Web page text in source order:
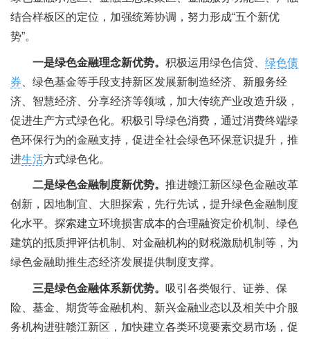
结合样板区的定位，加强统筹协调，努力形成“五个新优
势”。
一是绿色金融理念新优势。 积极运用绿色信贷、 绿色债
券 、绿色基金等手段支持新区发展新制造经济、新服务经
济、智慧经济、分享经济等领域，加大传统产业改造升级，
促进生产方式绿色化。积极引导绿色消费，通过消费终端绿
色环保行为的金融支持，促进全社会绿色环保意识提升，推
进生活方式绿色化。
二是绿色金融制度新优势。 推进赣江新区绿色金融改革
创新，因地制宜、大胆探索，先行先试，提升绿色金融制度
化水平。探索建立环境损害成本的合理融资定价机制、绿色
建筑的抵质押评估机制、对金融机构的财税激励机制等，为
绿色金融助推生态经济发展提供制度支撑。
三是绿色金融体系新优势。
吸引各类银行、证券、保
险、基金、期货等金融机构、新兴金融业态以及相关中介服
务机构进驻赣江新区，加快建立各类环境要素交易市场，促